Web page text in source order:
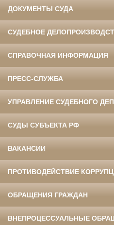
ДОКУМЕНТЫ СУДА
СУДЕБНОЕ
СПРАВОЧНАЯ ИНФОРМАЦИЯ
ПРЕСС-СЛУЖБА
УПРАВЛЕНИЕ СУДЕБНОГО
СУДЫ СУБЪЕКТА РФ
ВАКАНСИИ
ПРОТИВОДЕЙСТВИЕ
ОБРАЩЕНИЯ ГРАЖДАН
ВНЕПРОЦЕССУАЛЬНЫЕ